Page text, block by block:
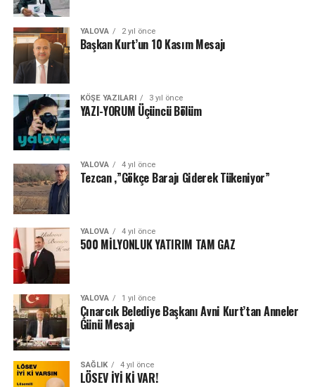
YALOVA 2 yıl önce
Başkan Kurt’un 10 Kasım Mesajı
KÖŞE YAZILARI 3 yıl önce
YAZI-YORUM Üçüncü Bölüm
YALOVA 4 yıl önce
Tezcan ,”Gökçe Barajı Giderek Tükeniyor”
YALOVA 4 yıl önce
500 MİLYONLUK YATIRIM TAM GAZ
YALOVA 1 yıl önce
Çınarcık Belediye Başkanı Avni Kurt’tan Anneler
Günü Mesajı
SAĞLIK 4 yıl önce
LÖSEV İYİ Kİ VAR!